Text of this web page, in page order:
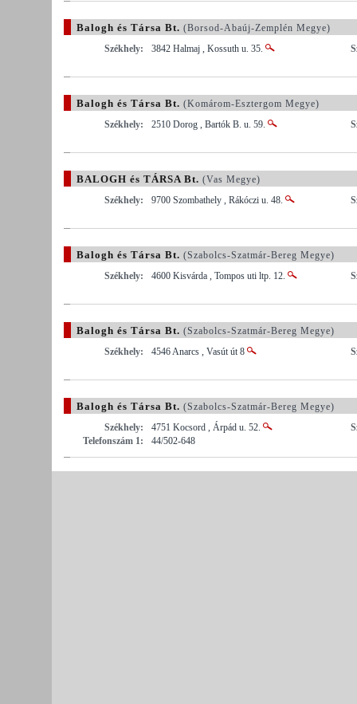
Balogh és Társa Bt. (Borsod-Abaúj-Zemplén Megye)
Székhely:
3842 Halmaj , Kossuth u. 35.
Balogh és Társa Bt. (Komárom-Esztergom Megye)
Székhely:
2510 Dorog , Bartók B. u. 59.
BALOGH és TÁRSA Bt. (Vas Megye)
Székhely:
9700 Szombathely , Rákóczi u. 48.
Balogh és Társa Bt. (Szabolcs-Szatmár-Bereg Megye)
Székhely:
4600 Kisvárda , Tompos uti ltp. 12.
Balogh és Társa Bt. (Szabolcs-Szatmár-Bereg Megye)
Székhely:
4546 Anarcs , Vasút út 8
Balogh és Társa Bt. (Szabolcs-Szatmár-Bereg Megye)
Székhely:
4751 Kocsord , Árpád u. 52.
Telefonszám 1:
44/502-648